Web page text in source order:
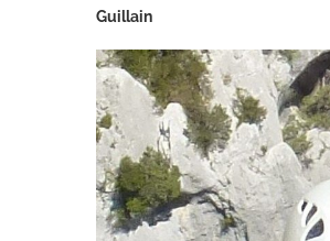
Guillain